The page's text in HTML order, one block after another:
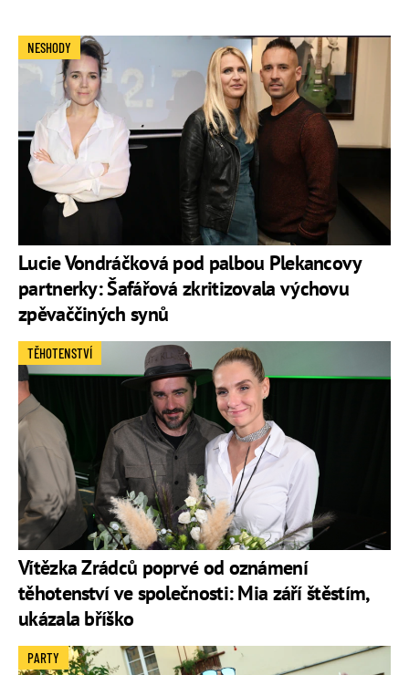
Lucie Vondráčková pod palbou Plekancovy
partnerky: Šafářová zkritizovala výchovu
zpěvaččiných synů
NESHODY
Vítězka Zrádců poprvé od oznámení
těhotenství ve společnosti: Mia září štěstím,
ukázala bříško
TĚHOTENSTVÍ
PARTY